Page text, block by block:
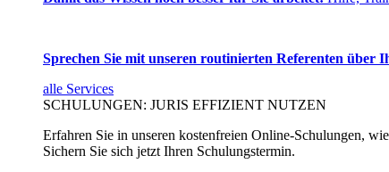
Sprechen Sie mit unseren routinierten Referenten über
alle Services
SCHULUNGEN: JURIS EFFIZIENT NUTZEN
Erfahren Sie in unseren kostenfreien Online-Schulungen,
Sichern Sie sich jetzt Ihren Schulungstermin.